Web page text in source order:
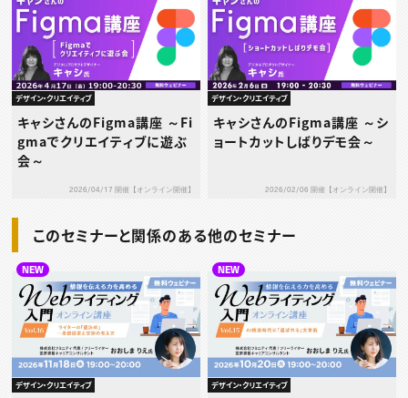
デザイン・クリエイティブ
キャシさんのFigma講座 ～Fi
gmaでクリエイティブに遊ぶ
会～
2026/04/17 開催【オンライン開催】
デザイン・クリエイティブ
キャシさんのFigma講座 ～シ
ョートカットしばりデモ会～
2026/02/06 開催【オンライン開催】
このセミナーと関係のある他のセミナー
NEW
デザイン・クリエイティブ
NEW
デザイン・クリエイティブ